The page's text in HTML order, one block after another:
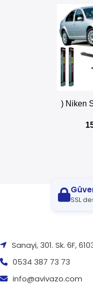
SEPETE
) Niken
SSL
Sanayi, 301. Sk. 6F,
0534 387 73 73
info@avivazo.com